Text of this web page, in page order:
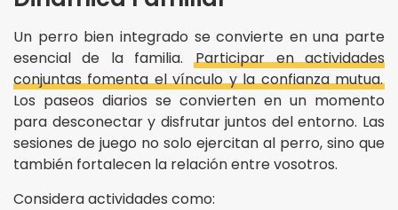
Un perro bien integrado se convierte en una parte
esencial de la familia.Participar en actividades
conjuntas fomenta el vínculo y la confianza mutua.
Los paseos diarios se convierten en un momento
para desconectar y disfrutar juntos del entorno. Las
sesiones de juego no solo ejercitan al perro, sino que
también fortalecen la relación entre vosotros.
Considera actividades como: